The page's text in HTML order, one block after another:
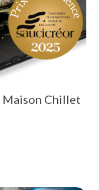
Maison Chillet